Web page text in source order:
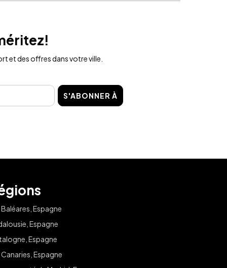
et des offres dans votre ville.
S'ABONNER À
Baléares, Espagne
Espagne
Espagne
Canaries, Espagne